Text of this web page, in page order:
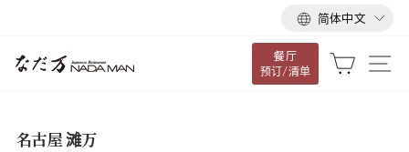
语
言
简体中文
餐厅
预订/清单
大车
名古屋 滩万